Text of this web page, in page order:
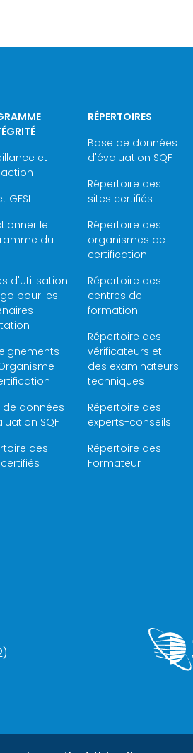
et
GFSI
le
du
d'utilisation
pour les
de données
SQF
des
RÉPERTOIRES
Base de données
d'évaluation SQF
Répertoire des
sites certifiés
Répertoire des
organismes de
certification
Répertoire des
centres de
formation
Répertoire des
vérificateurs et
des examinateurs
techniques
Répertoire des
experts-conseils
Répertoire des
Formateur